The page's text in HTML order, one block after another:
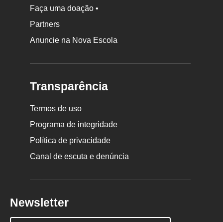
Faça uma doação •
Partners
Anuncie na Nova Escola
Transparência
Termos de uso
Programa de integridade
Política de privacidade
Canal de escuta e denúncia
Newsletter